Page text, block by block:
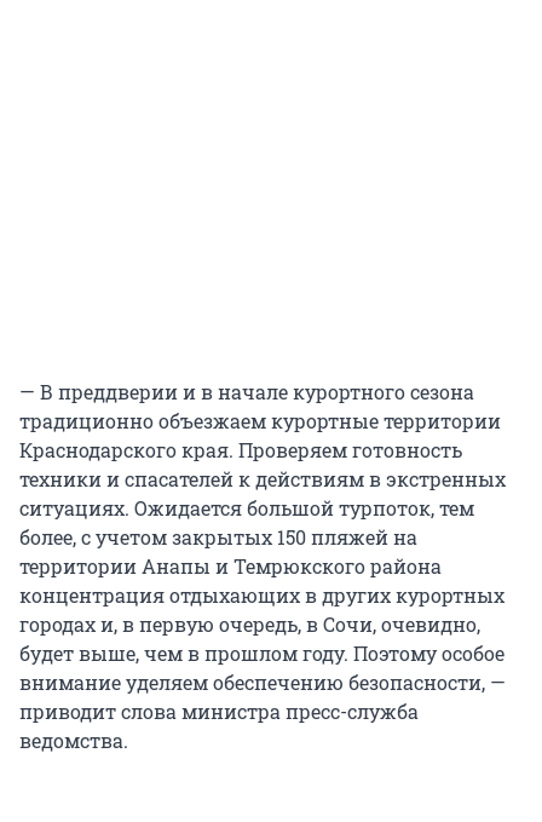
— В преддверии и в начале курортного сезона
традиционно объезжаем курортные территории
Краснодарского края. Проверяем готовность
техники и спасателей к действиям в экстренных
ситуациях. Ожидается большой турпоток, тем
более, с учетом закрытых 150 пляжей на
территории Анапы и Темрюкского района
концентрация отдыхающих в других курортных
городах и, в первую очередь, в Сочи, очевидно,
будет выше, чем в прошлом году. Поэтому особое
внимание уделяем обеспечению безопасности, —
приводит слова министра пресс-служба
ведомства.